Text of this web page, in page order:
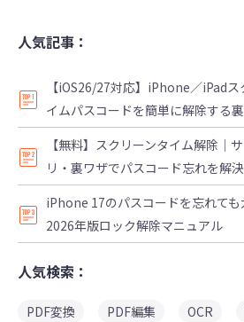
人気記事：
【iOS26/27対応】iPhone／iPadス
イムパスコードを簡単に解除する
【無料】スクリーンタイム解除｜
リ・裏ワザでパスコード忘れを解
iPhone 17のパスコードを忘れても
2026年版ロック解除マニュアル
人気検索：
PDF変換 PDF編集 OCR